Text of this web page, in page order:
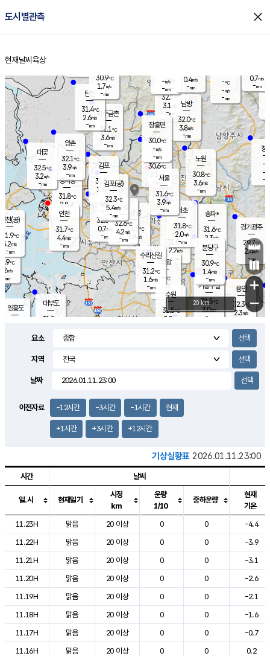
도시별관측 close
홈
현재날씨 육상
의도
℃
m/s
mm
영흥도
양주
32.7℃
3.1
-mm
과천
31.0℃
2.2m/s
- mm
용인
32.3℃
2.3m/s
경기광주
29.7℃
2.4m/s
-mm
3.2m/s
대부도
31.8
경서동
31.8℃
2.8 m/s
-mm
파주금촌
31.1℃
3.6m/s
-mm
-℃
-m/s
-mm
대곶
32.5℃
3.2m/s
-mm
창
-
-m/
-
탄현
31.4℃
2.6m/s
-mm
0.7m/s
-mm
의왕
- ℃
m/s
mm
김포
31.5℃
1.8 m/s
mm
광명
31.9 ℃
2.8 m/s
-mm
부천
32.8℃
0.7m/s
-mm
양촌
32.1℃
3.9m/s
-mm
구로
32.6℃
4.2m/s
-mm
은평
30.6℃
3.1 m/s
- mm
노원
30.8℃
3.6m/s
-mm
송파*
31.6℃
2.3m/s
-mm
서초
31.8℃
2.0m/s
-mm
남방
32.0℃
3.8m/s
-mm
기흥구갈
31.5℃
3.0m/s
-
수리산길
31.2℃
1.6m/s
-mm
분당구
30.9℃
1.4m/s
-mm
장흥면
30.0℃
-m/s
-mm
-m/s
-mm
인천(공)
31.9℃
5.2m/s
-mm
김포(공)
32.3℃
5.4m/s
-mm
수원
31.5℃
3.3 m/s
인천
31.7℃
4.4m/s
-mm
서울
31.6℃
3.9m/s
-mm
30.9℃
1.7m/s
-mm
0.4m/s
-mm
+
−
20 km
요소
지역
날짜
이전자료 -12시간 -3시간 -1시간 현재
+1시간 +3시간 +12시간
기상실황표 2026.01.11.23:00
도시별 기상실황표로 지점, 날씨, 기온, 강수, 바람, 기압등을 안내한 표입
시간 날씨
일.시 현재일기
시정
km
운량
1/10
중하운량
현재
기온
11.23H
맑음 20 이상 0 0
-4.4
11.22H
맑음 20 이상 0 0
-3.9
11.21H
맑음 20 이상 0 0
-3.1
11.20H
맑음 20 이상 0 0
-2.6
11.19H
맑음 20 이상 0 0
-2.1
11.18H
맑음 20 이상 0 0
-1.6
11.17H
맑음 20 이상 0 0
-0.7
11.16H
맑음 20 이상 0 0
0.2